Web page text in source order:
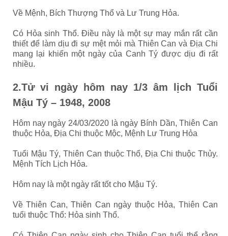
Về Mệnh, Bích Thượng Thổ và Lư Trung Hỏa.
Có Hỏa sinh Thổ. Điều này là một sự may mắn rất cần
thiết để làm dịu đi sự mệt mỏi mà Thiên Can và Địa Chi
mang lại khiến một ngày của Canh Tý được dịu đi rất
nhiều.
2.Tử vi ngày hôm nay 1/3 âm lịch Tuổi
Mậu Tý – 1948, 2008
Hôm nay ngày 24/03/2020 là ngày Bính Dần, Thiên Can
thuộc Hỏa, Địa Chi thuộc Mộc, Mệnh Lư Trung Hỏa
Tuổi Mậu Tý, Thiên Can thuộc Thổ, Địa Chi thuộc Thủy.
Mệnh Tích Lịch Hỏa.
Hôm nay là một ngày rất tốt cho Mậu Tý.
Về Thiên Can, Thiên Can ngày thuộc Hỏa, Thiên Can
tuổi thuộc Thổ: Hỏa sinh Thổ.